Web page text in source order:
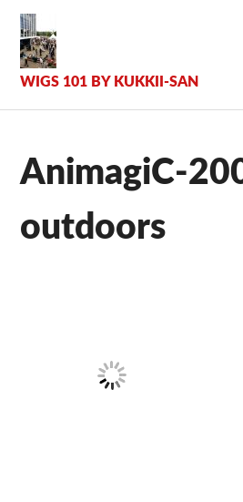
Inhalt
springen
WIGS 101 BY KUKKII-SAN
AnimagiC-
outdoors